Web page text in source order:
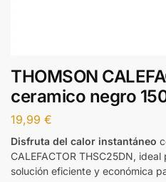
THOMSON
ceramico negro
19,99 €
Disfruta del calor instantáneo
CALEFACTOR THSC25DN,
solución eficiente y económica